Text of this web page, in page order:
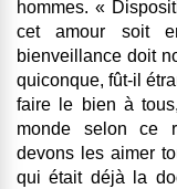
hommes. «
cet amour soit
bienveillance doit
quiconque, fût-il
faire le bien à
monde selon ce
devons les aimer
qui était déjà la